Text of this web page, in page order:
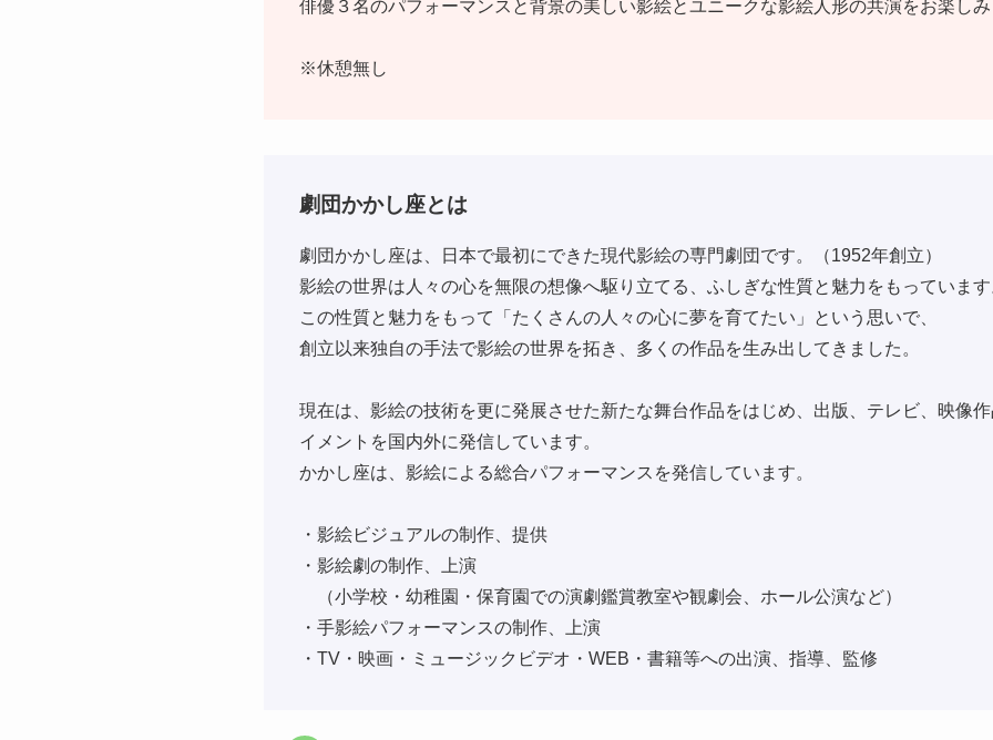
俳優３名のパフォーマンスと背景の美しい影絵とユニークな影絵人形の共演をお楽し
※休憩無し
劇団かかし座とは
劇団かかし座は、日本で最初にできた現代影絵の専門劇団です。（1952年創立）
影絵の世界は人々の心を無限の想像へ駆り立てる、ふしぎな性質と魅力をもっていま
この性質と魅力をもって「たくさんの人々の心に夢を育てたい」という思いで、
創立以来独自の手法で影絵の世界を拓き、多くの作品を生み出してきました。
現在は、影絵の技術を更に発展させた新たな舞台作品をはじめ、出版、テレビ、映像
イメントを国内外に発信しています。
かかし座は、影絵による総合パフォーマンスを発信しています。
・影絵ビジュアルの制作、提供
・影絵劇の制作、上演
（小学校・幼稚園・保育園での演劇鑑賞教室や観劇会、ホール公演など）
・手影絵パフォーマンスの制作、上演
・TV・映画・ミュージックビデオ・WEB・書籍等への出演、指導、監修